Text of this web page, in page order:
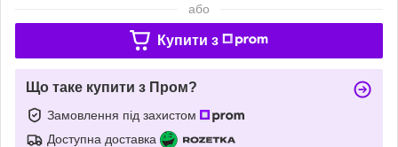
або
Купити з
Що таке купити з Пром?
Замовлення під захистом
Доступна доставка